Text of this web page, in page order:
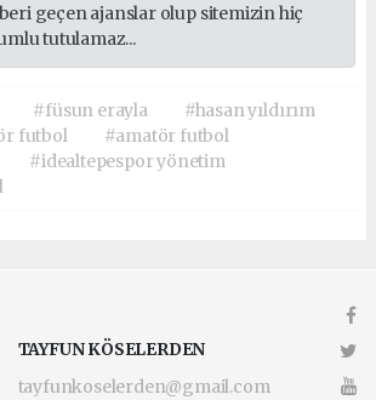
geçen ajanslar olup sitemizin hiç
tutulamaz...
#füsun erayla
#hasan yıldırım
futbol
#amatör futbol
#idealtepespor yönetim
TAYFUN KÖSELERDEN
tayfunkoselerden@gmail.com